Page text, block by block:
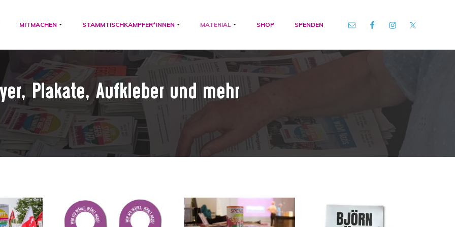
MITMACHEN STAMMTISCHKÄMPFER*INNEN MATERIAL SHOP SPENDEN
Plakate, Aufkleber und mehr